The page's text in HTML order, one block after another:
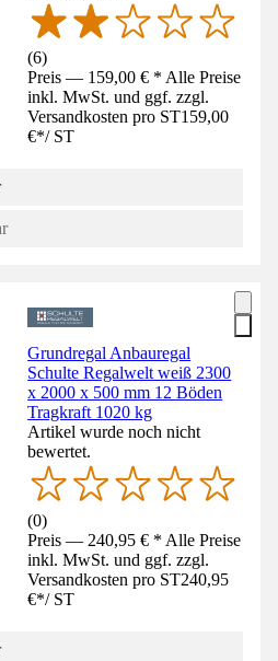
(6)
Preis — 159,00 € * Alle Preise
inkl. MwSt. und ggf. zzgl.
Versandkosten pro ST159,00
€*/ ST
Grundregal Anbauregal
Schulte Regalwelt weiß 2300
x 2000 x 500 mm 12 Böden
Tragkraft 1020 kg
Artikel wurde noch nicht
bewertet.
(0)
Preis — 240,95 € * Alle Preise
inkl. MwSt. und ggf. zzgl.
Versandkosten pro ST240,95
€*/ ST